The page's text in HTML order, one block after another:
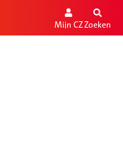
Mijn CZZoeken